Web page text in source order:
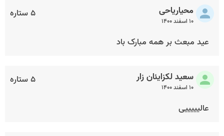
۵ ستاره محیاریاحی
۱۰ اسفند ۱۴۰۰
عید مبعث بر همه مبارک باد
۵ ستاره سعید لکزایئان زار
۱۰ اسفند ۱۴۰۰
عالیییییی